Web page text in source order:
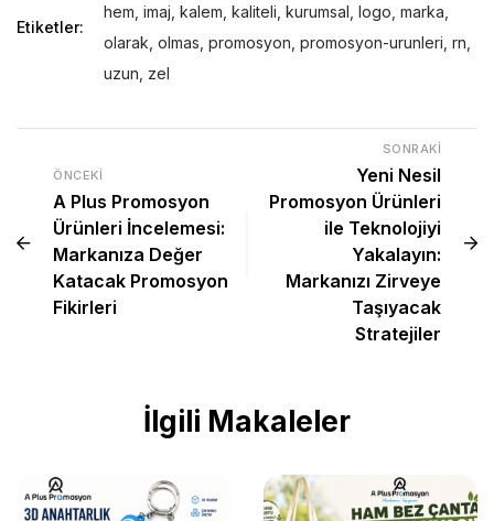
Etiketler:
hem imaj kalem kaliteli kurumsal logo marka
olarak olmas promosyon promosyon-urunleri rn
uzun zel
ÖNCEKI
A Plus Promosyon
Ürünleri İncelemesi:
Markanıza Değer
Katacak Promosyon
Fikirleri
SONRAKI
Yeni Nesil
Promosyon Ürünleri
ile Teknolojiyi
Yakalayın:
Markanızı Zirveye
Taşıyacak
Stratejiler
İlgili Makaleler